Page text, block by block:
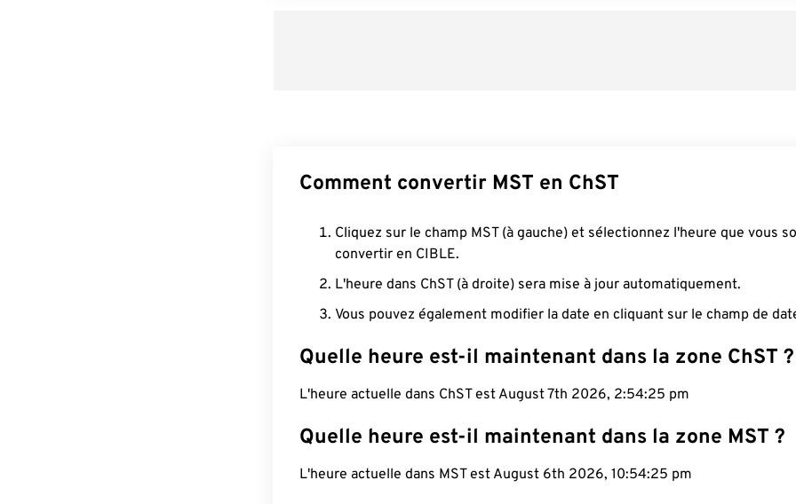
Comment convertir MST en ChST
Cliquez sur le champ MST (à gauche) et sélectionnez l'heure que vous
convertir en CIBLE.
L'heure dans ChST (à droite) sera mise à jour automatiquement.
Vous pouvez également modifier la date en cliquant sur le champ de
Quelle heure est-il maintenant dans la zone ChST ?
L'heure actuelle dans ChST est August 7th 2026, 2:54:26 pm
Quelle heure est-il maintenant dans la zone MST ?
L'heure actuelle dans MST est August 6th 2026, 10:54:26 pm